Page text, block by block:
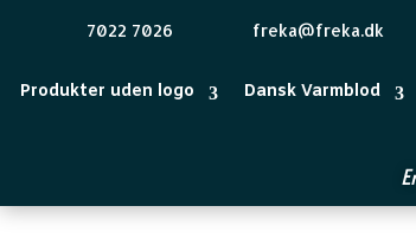
7022 7026 freka@freka.dk
Produkter uden logo Dansk Varmblod